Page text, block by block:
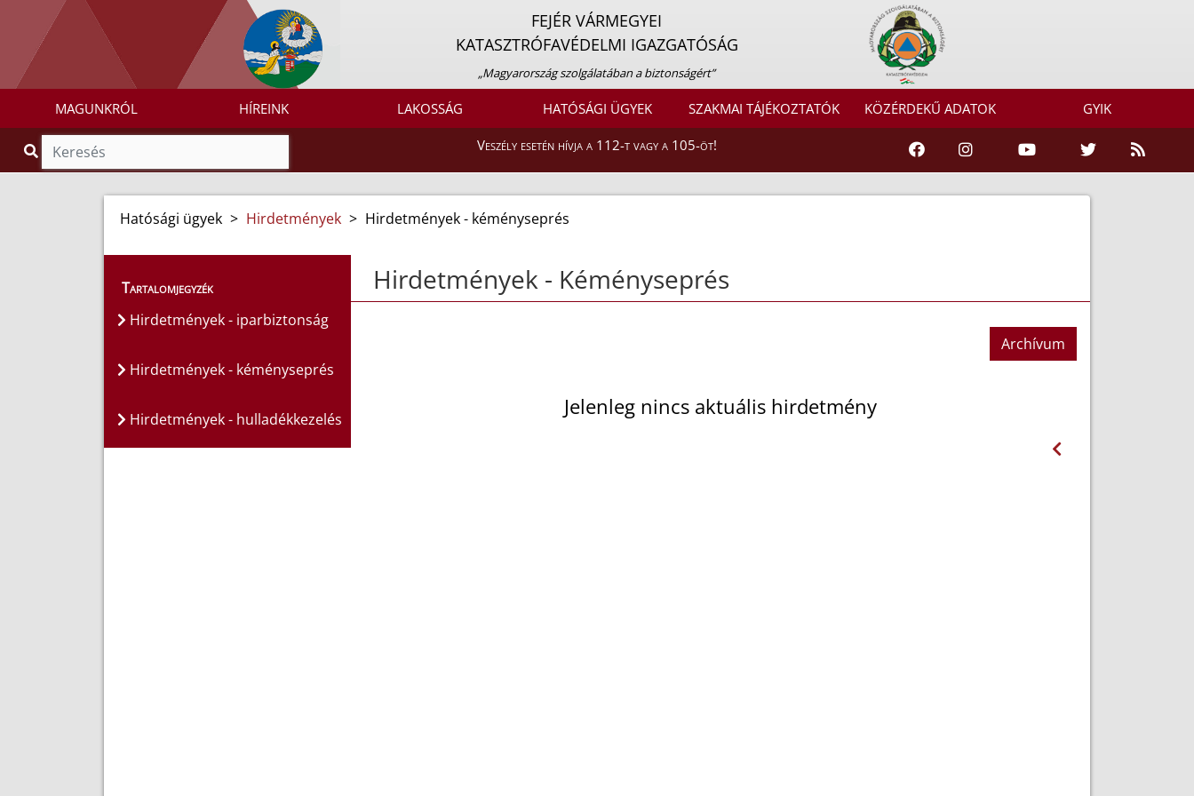
FEJÉR VÁRMEGYEI
KATASZTRÓFAVÉDELMI IGAZGATÓSÁG
„Magyarország szolgálatában a biztonságért”
MAGUNKRÓL HÍREINK LAKOSSÁG HATÓSÁGI ÜGYEK SZAKMAI TÁJÉKOZTATÓK KÖZÉRDEKŰ ADATOK GYIK
Veszély esetén hívja a 112-t vagy a 105-öt!
Hatósági ügyek > Hirdetmények > Hirdetmények - kéményseprés
Tartalomjegyzék
Hirdetmények - iparbiztonság
Hirdetmények - kéményseprés
Hirdetmények - hulladékkezelés
Hirdetmények - Kéményseprés
Archívum
Jelenleg nincs aktuális hirdetmény